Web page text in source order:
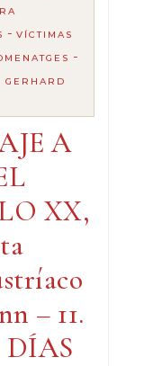
- VÍCTIMAS
-
GERHARD
A
XX,
– 11.